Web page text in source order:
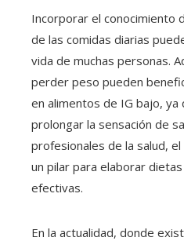
Incorporar el conocimiento
de las comidas diarias
vida de muchas personas.
perder peso pueden
en alimentos de IG bajo,
prolongar la sensación de
profesionales de la salud,
un pilar para elaborar
efectivas.
En la actualidad, donde